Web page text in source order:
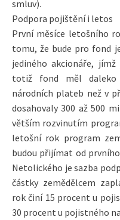
smluv).
Podpora pojištění i letos
První měsíce letošního
tomu, že bude pro fond
jediného akcionáře,
totiž fond měl daleko
národních plateb než v
dosahovaly 300 až 500
větším rozvinutím
letošní rok program
budou přijímat od
Netolického je sazba
částky zemědělcem
rok činí 15 procent u
30 procent u pojistného